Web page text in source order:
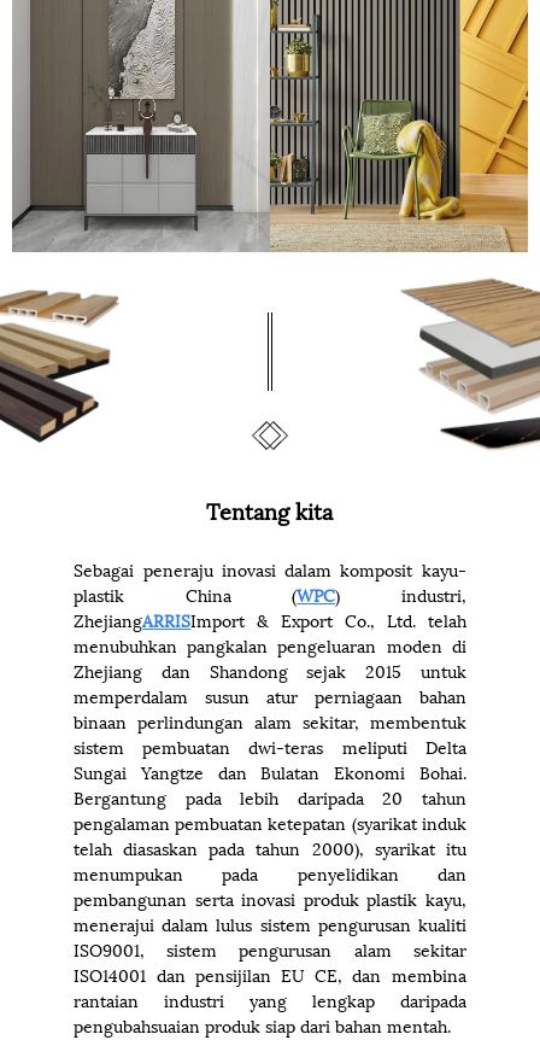
Tentang kita
Sebagai peneraju inovasi dalam komposit kayu-
plastik China (WPC) industri,
ZhejiangARRISImport & Export Co., Ltd. telah
menubuhkan pangkalan pengeluaran moden di
Zhejiang dan Shandong sejak 2015 untuk
memperdalam susun atur perniagaan bahan
binaan perlindungan alam sekitar, membentuk
sistem pembuatan dwi-teras meliputi Delta
Sungai Yangtze dan Bulatan Ekonomi Bohai.
Bergantung pada lebih daripada 20 tahun
pengalaman pembuatan ketepatan (syarikat induk
telah diasaskan pada tahun 2000), syarikat itu
menumpukan pada penyelidikan dan
pembangunan serta inovasi produk plastik kayu,
menerajui dalam lulus sistem pengurusan kualiti
ISO9001, sistem pengurusan alam sekitar
ISO14001 dan pensijilan EU CE, dan membina
rantaian industri yang lengkap daripada
pengubahsuaian produk siap dari bahan mentah.